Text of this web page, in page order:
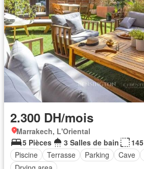
2.300 DH/mois
Marrakech, L'Oriental
5 Pièces
3 Salles de bain
Piscine
Terrasse Parking Cave